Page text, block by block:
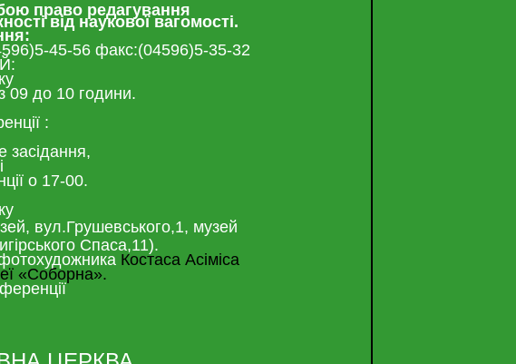
право редагування
від наукової вагомості.
45-56 факс:(04596)5-35-32
09 до 10 години.
:
засідання,
о 17-00.
вул.Грушевського,1, музей
Спаса,11).
Костаса Асіміса
«Соборна».